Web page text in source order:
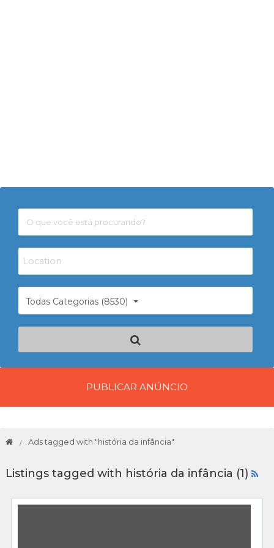
Todas Categorias (8530)
PUBLICAR ANÚNCIO
Ads tagged with "história da infância"
Listings tagged with história da infância (1)